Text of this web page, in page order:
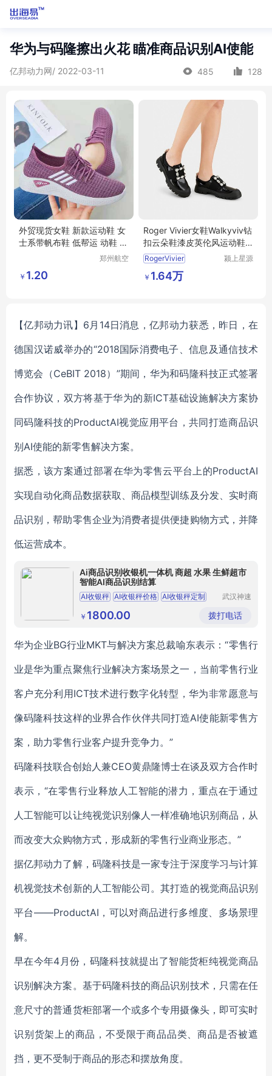
华为与码隆擦出火花 瞄准商品识别AI使能
亿邦动力网/ 2022-03-11 485 128
外贸现货女鞋 新款运动鞋 女
士系带帆布鞋 低帮运 动鞋 健
郑州航空
￥ 1.20
Roger Vivier女鞋Walkyviv钻
扣云朵鞋漆皮英伦风运动鞋
齿轮鞋
RogerVivier
颍上星源
￥ 1.64万
【亿邦动力讯】6月14日消息，亿邦动力获悉，昨日，在
德国汉诺威举办的“2018国际消费电子、信息及通信技术
博览会（CeBIT 2018）”期间，华为和码隆科技正式签署
合作协议，双方将基于华为的新ICT基础设施解决方案协
同码隆科技的ProductAI视觉应用平台，共同打造商品识
别AI使能的新零售解决方案。
据悉，该方案通过部署在华为零售云平台上的ProductAI
实现自动化商品数据获取、商品模型训练及分发、实时商
品识别，帮助零售企业为消费者提供便捷购物方式，并降
低运营成本。
Ai商品识别收银机一体机 商超 水果 生鲜超市
智能AI商品识别结算
AI收银秤 AI收银秤价格 AI收银秤定制
AI收银秤厂家
武汉神速
公司
￥ 1800.00 拨打电话
华为企业BG行业MKT与解决方案总裁喻东表示：“零售行
业是华为重点聚焦行业解决方案场景之一，当前零售行业
客户充分利用ICT技术进行数字化转型，华为非常愿意与
像码隆科技这样的业界合作伙伴共同打造AI使能新零售方
案，助力零售行业客户提升竞争力。”
码隆科技联合创始人兼CEO黄鼎隆博士在谈及双方合作时
表示，“在零售行业释放人工智能的潜力，重点在于通过
人工智能可以让纯视觉识别像人一样准确地识别商品，从
而改变大众购物方式，形成新的零售行业商业形态。”
据亿邦动力了解，码隆科技是一家专注于深度学习与计算
机视觉技术创新的人工智能公司。其打造的视觉商品识别
平台——ProductAI，可以对商品进行多维度、多场景理
解。
早在今年4月份，码隆科技就提出了智能货柜纯视觉商品
识别解决方案。基于码隆科技的商品识别技术，只需在任
意尺寸的普通货柜部署一个或多个专用摄像头，即可实时
识别货架上的商品，不受限于商品品类、商品是否被遮
挡，更不受制于商品的形态和摆放角度。